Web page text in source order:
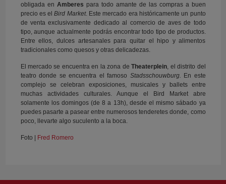
obligada en Amberes para todo amante de las compras a buen
precio es elBird Market. Este mercado era históricamente un punto
de venta exclusivamente dedicado al comercio de aves de todo
tipo, aunque actualmente podrás encontrar todo tipo de productos.
Entre ellos, dulces artesanales para quitar el hipo y alimentos
tradicionales como quesos y otras delicadezas.
El mercado se encuentra en la zona deTheaterplein , el distrito del
teatro donde se encuentra el famoso Stadsschouwburg. En este
complejo se celebran exposiciones, musicales y ballets entre
muchas actividades culturales. Aunque el Bird Market abre
solamente los domingos (de 8 a 13h), desde el mismo sábado ya
puedes pasarte a pasear entre numerosos tenderetes donde, como
poco, llevarte algo suculento a la boca.
Foto | Fred Romero